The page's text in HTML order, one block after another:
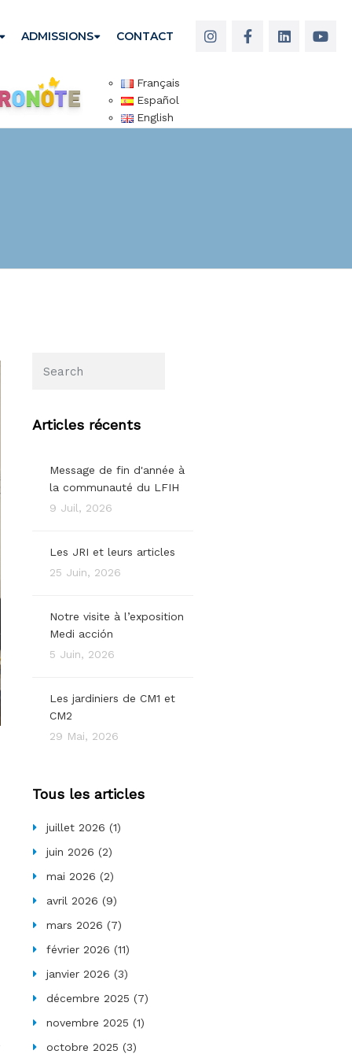
ADMISSIONS CONTACT
Français
Español
English
Articles récents
Message de fin d'année à
la communauté du LFIH
9 Juil, 2026
Les JRI et leurs articles
25 Juin, 2026
Notre visite à l’exposition
Medi acción
5 Juin, 2026
Les jardiniers de CM1 et
CM2
29 Mai, 2026
Tous les articles
juillet 2026 (1)
juin 2026 (2)
mai 2026 (2)
avril 2026 (9)
mars 2026 (7)
février 2026 (11)
janvier 2026 (3)
décembre 2025 (7)
novembre 2025 (1)
octobre 2025 (3)